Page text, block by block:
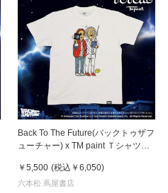
Back To The Future(バックトゥザフ
ューチャー) x TM paint Ｔシャツ
￥5,500 (税込 ￥6,050)
六本松 蔦屋書店